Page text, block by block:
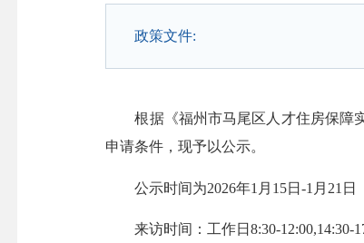
政策文件:
根据《福州市马尾区人才住房保障实
申请条件，现予以公示。
公示时间为2026年1月15日-1月21日
来访时间：工作日8:30-12:00,14:30-